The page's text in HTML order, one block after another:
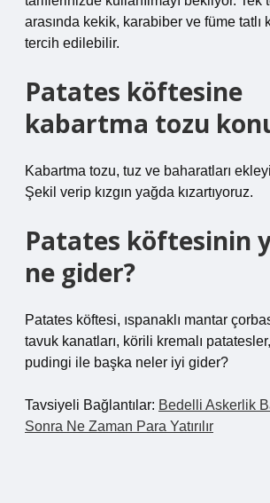
arasında kekik, karabiber ve füme tatlı
tercih edilebilir.
Patates köftesine
kabartma tozu
Kabartma tozu, tuz ve baharatları
Şekil verip kızgın yağda kızartıyoruz.
Patates köftesinin
ne gider?
Patates köftesi, ıspanaklı mantar
tavuk kanatları, körili kremalı
pudingi ile başka neler iyi gider?
Tavsiyeli Bağlantılar: Bedelli Askerlik
Sonra Ne Zaman Para Yatırılır